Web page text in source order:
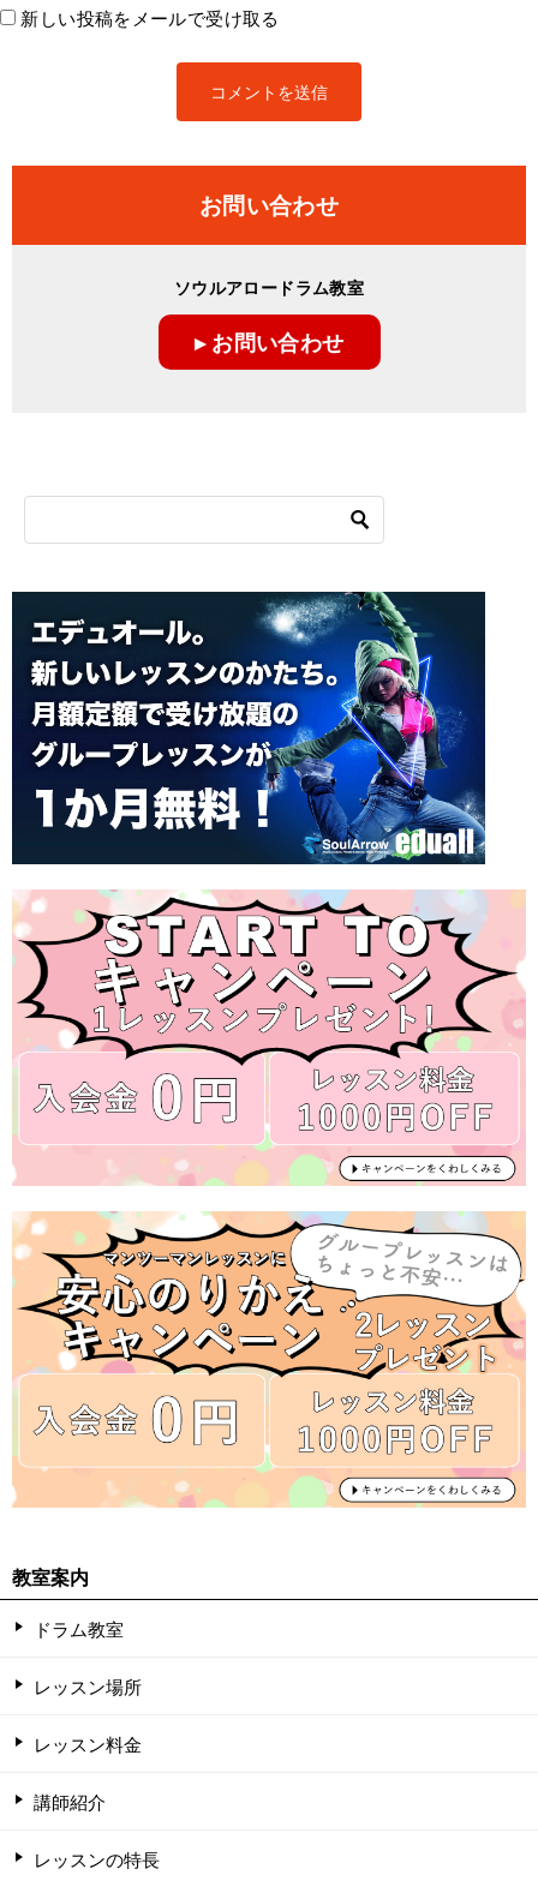
新しい投稿をメールで受け取る
お問い合わせ
ソウルアロードラム教室
▸ お問い合わせ
教室案内
ドラム教室
レッスン場所
レッスン料金
講師紹介
レッスンの特長